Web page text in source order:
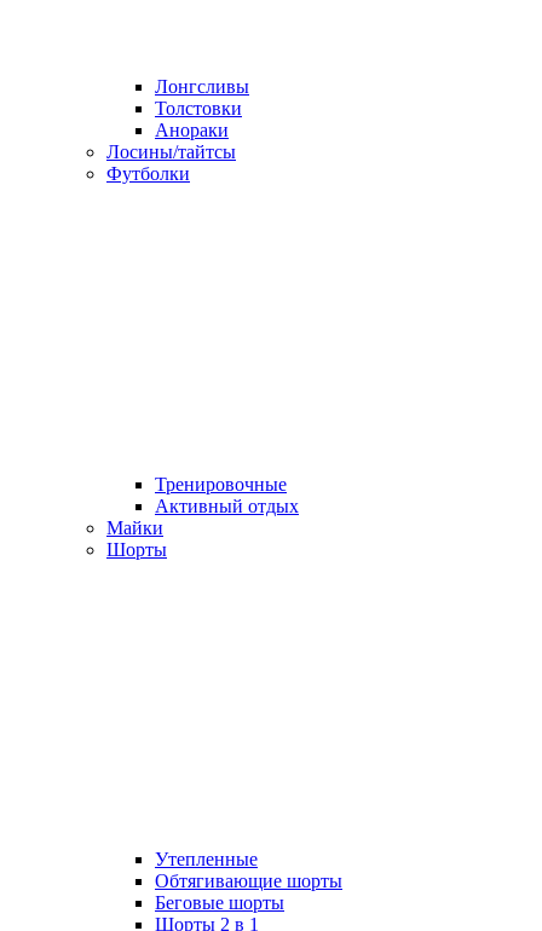
Лонгсливы
Толстовки
Анораки
Лосины/тайтсы
Футболки
Тренировочные
Активный отдых
Майки
Шорты
Утепленные
Обтягивающие шорты
Беговые шорты
Шорты 2 в 1